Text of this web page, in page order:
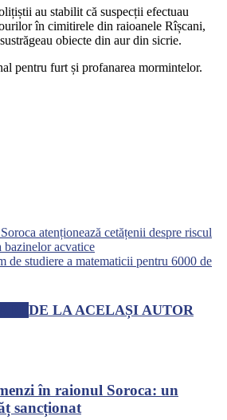
au stabilit că suspecții efectuau
în cimitirele din raioanele Rîșcani,
sustrăgeau obiecte din aur din sicrie.
pentru furt și profanarea mormintelor.
atenționează cetățenii despre riscul
bazinelor acvatice
de studiere a matematicii pentru 6000 de
DE LA ACELAȘI AUTOR
în raionul Soroca: un
sancționat